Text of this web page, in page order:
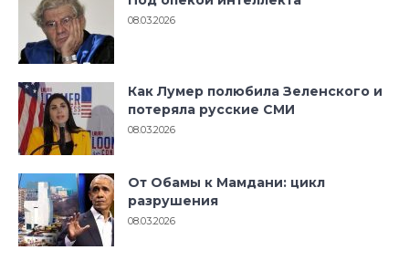
08.03.2026
Как Лумер полюбила Зеленского и
потеряла русские СМИ
08.03.2026
От Обамы к Мамдани: цикл
разрушения
08.03.2026